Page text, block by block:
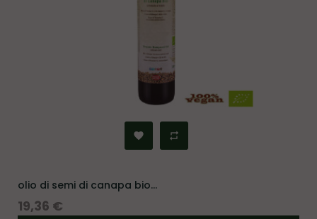
olio di semi di canapa bio...
Prezzo
19,36 €